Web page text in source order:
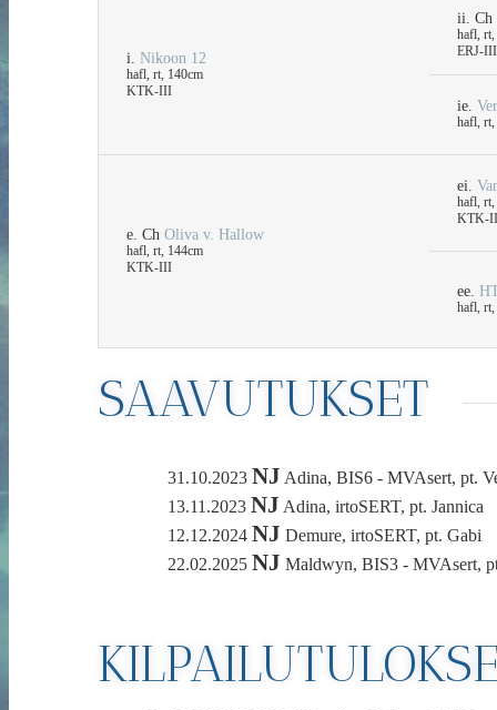
i. Nikoon 12
hafl, rt, 140cm
KTK-III
ii. Ch
hafl, rt,
ERJ-III
ie.
hafl, rt,
e. Ch Oliva v. Hallow
hafl, rt, 144cm
KTK-III
ei.
hafl, rt,
KTK-II
ee.
hafl, rt,
SAAVUTUKSET
31.10.2023 NJ Adina, BIS6 - MVAsert, pt.
13.11.2023 NJ Adina, irtoSERT, pt. Jannica
12.12.2024 NJ Demure, irtoSERT, pt. Gabi
22.02.2025 NJ Maldwyn, BIS3 - MVAsert,